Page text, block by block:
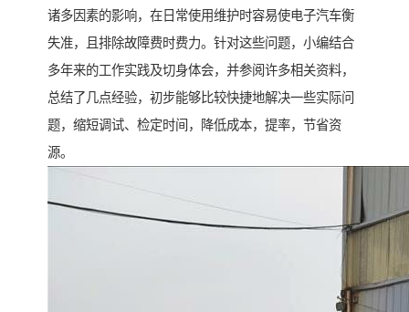
诸多因素的影响，在日常使用维护时容易使电子汽车衡
失准，且排除故障费时费力。针对这些问题，小编结合
多年来的工作实践及切身体会，并参阅许多相关资料，
总结了几点经验，初步能够比较快捷地解决一些实际问
题，缩短调试、检定时间，降低成本，提率，节省资
源。